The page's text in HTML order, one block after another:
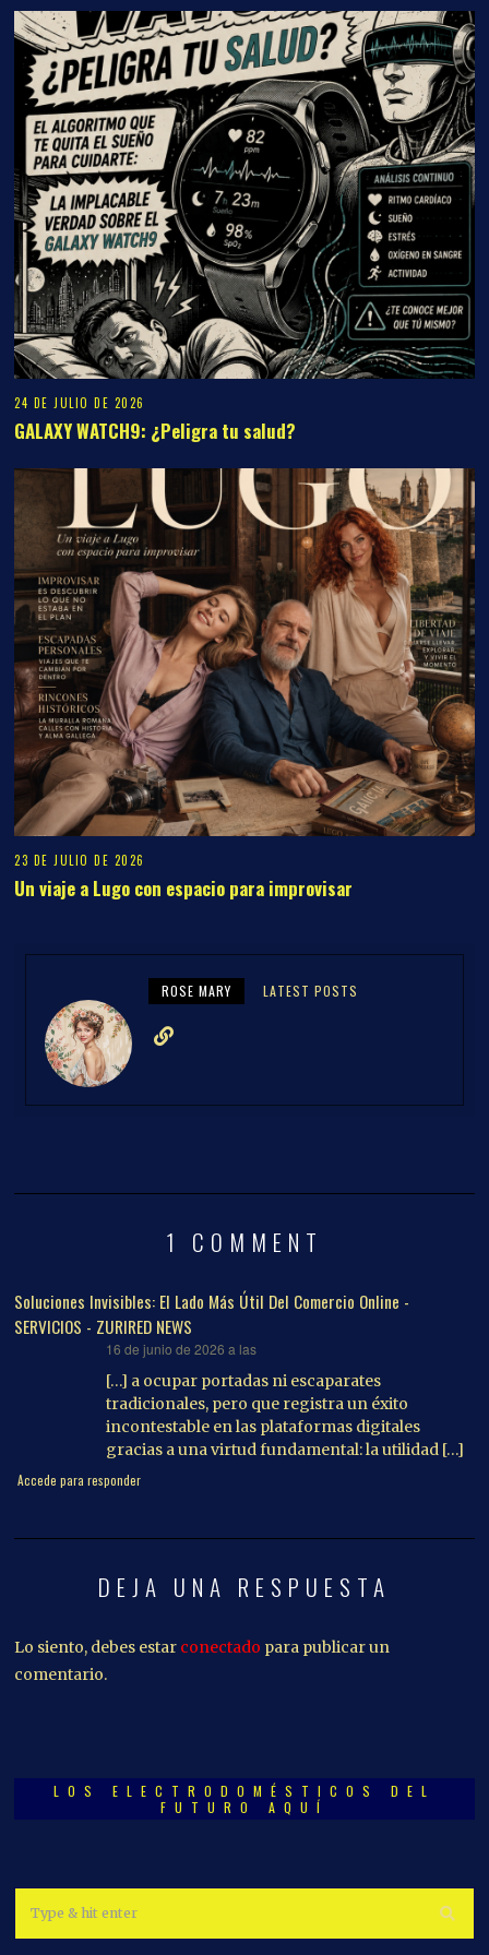
24 DE JULIO DE 2026
GALAXY WATCH9: ¿Peligra tu salud?
23 DE JULIO DE 2026
Un viaje a Lugo con espacio para improvisar
ROSE MARY LATEST POSTS
1 COMMENT
Soluciones Invisibles: El Lado Más Útil Del Comercio Online -
SERVICIOS - ZURIRED NEWS
16 de junio de 2026 a las
[…] a ocupar portadas ni escaparates
tradicionales, pero que registra un éxito
incontestable en las plataformas digitales
gracias a una virtud fundamental: la utilidad […]
Accede para responder
DEJA UNA RESPUESTA
Lo siento, debes estar conectado para publicar un
comentario.
LOS ELECTRODOMÉSTICOS DEL
FUTURO AQUÍ